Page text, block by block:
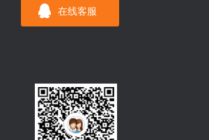
在线客服